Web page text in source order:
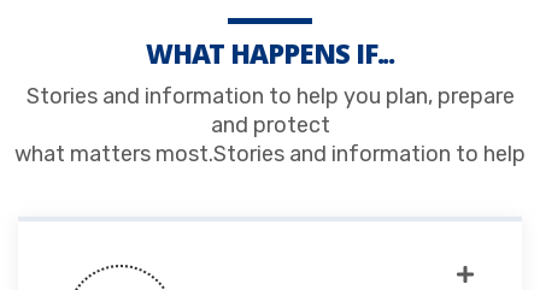
WHAT HAPPENS IF...
Stories and information to help you plan, prepare
and protect
what matters most.Stories and information to help